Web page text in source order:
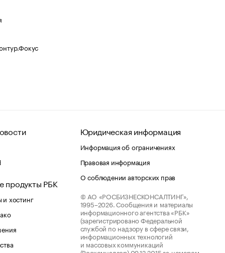
продукты РБК
хостинг
Юридическая информация
Информация об ограничениях
Правовая информация
О соблюдении авторских прав
© АО «РОСБИЗНЕСКОНСАЛТИНГ»,
1995–2026. Сообщения и материалы
информационного агентства «РБК»
(зарегистрировано Федеральной
службой по надзору в сфере связи,
информационных технологий
и массовых коммуникаций